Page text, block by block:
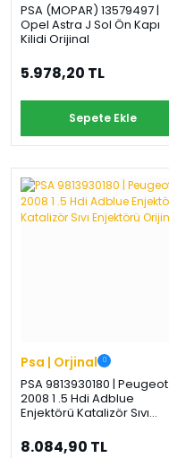
PSA (MOPAR) 13579497 |
Opel Astra J Sol Ön Kapı
Kilidi Orijinal
5.978,20 TL
Sepete Ekle
Psa | Orjinal
PSA 9813930180 | Peugeot
2008 1 .5 Hdi Adblue
Enjektörü Katalizör Sıvı
8.084,90 TL